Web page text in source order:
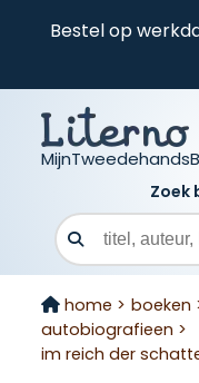
Bestel op
Zoek
Zoekveld
home > boeken
autobiografieen >
im reich der